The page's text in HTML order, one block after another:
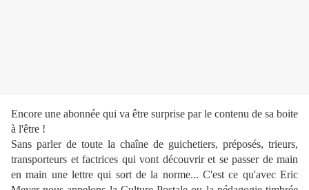
Encore une abonnée qui va être surprise par le contenu de sa boite
à l'être !
Sans parler de toute la chaîne de guichetiers, préposés, trieurs,
transporteurs et factrices qui vont découvrir et se passer de main
en main une lettre qui sort de la norme... C'est ce qu'avec Eric